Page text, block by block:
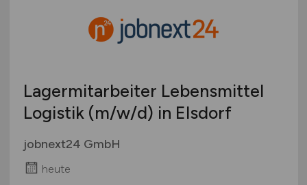
Lagermitarbeiter Lebensmittel
Logistik (m/w/d) in Elsdorf
jobnext24 GmbH
heute